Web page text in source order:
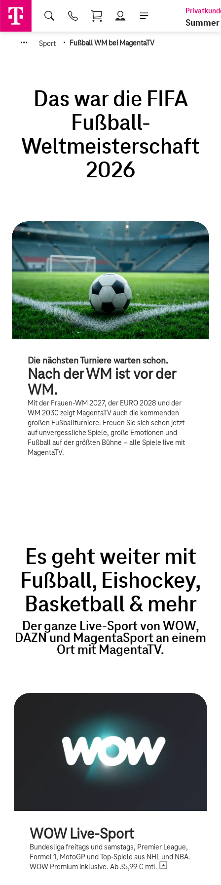
Shopping Cart
Summer
··· Sport · Fußball WM bei MagentaTV
Die nächsten Turniere warten schon.
Nach der WM ist vor der
WM.
Mit der Frauen-WM 2027, der EURO 2028 und der
WM 2030 zeigt MagentaTV auch die kommenden
großen Fußballturniere. Freuen Sie sich schon jetzt
auf unvergessliche Spiele, große Emotionen und
Fußball auf der größten Bühne – alle Spiele live mit
MagentaTV.
WOW Live-Sport
Bundesliga freitags und samstags, Premier League,
Formel 1, MotoGP und Top-Spiele aus NHL und NBA.
WOW Premium inklusive. Ab 35,99 € mtl.